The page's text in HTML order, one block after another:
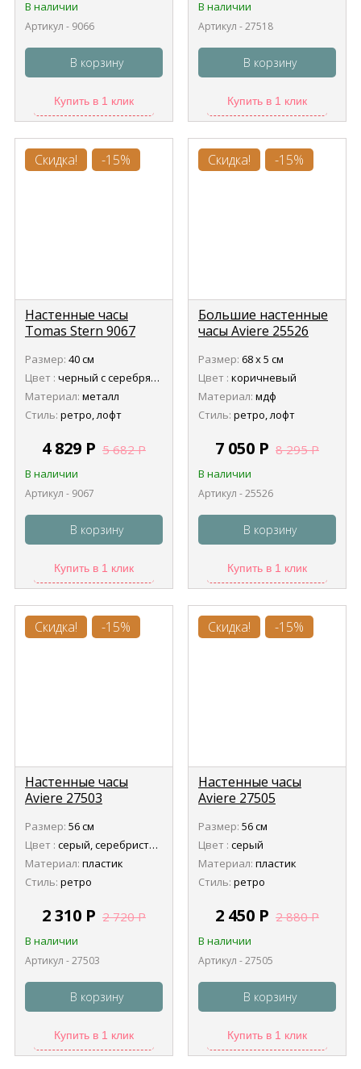
В наличии
Артикул - 9066
В корзину
Купить в 1 клик
В наличии
Артикул - 27518
В корзину
Купить в 1 клик
Скидка! -15%
Настенные часы
Tomas Stern 9067
Размер: 40 см
Цвет : черный с серебряной патиной
Материал: металл
Стиль: ретро, лофт
4 829 Р 5 682Р
В наличии
Артикул - 9067
В корзину
Купить в 1 клик
Скидка! -15%
Большие настенные
часы Aviere 25526
Размер: 68 х 5 см
Цвет : коричневый
Материал: мдф
Стиль: ретро, лофт
7 050 Р 8 295Р
В наличии
Артикул - 25526
В корзину
Купить в 1 клик
Скидка! -15%
Настенные часы
Aviere 27503
Размер: 56 см
Цвет : серый, серебристый
Материал: пластик
Стиль: ретро
2 310 Р 2 720Р
В наличии
Артикул - 27503
В корзину
Купить в 1 клик
Скидка! -15%
Настенные часы
Aviere 27505
Размер: 56 см
Цвет : серый
Материал: пластик
Стиль: ретро
2 450 Р 2 880Р
В наличии
Артикул - 27505
В корзину
Купить в 1 клик